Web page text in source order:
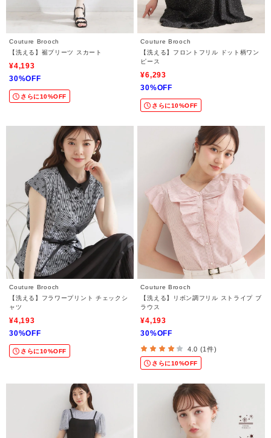
Couture Brooch
【洗える】裾プリーツ スカート
¥4,193
30%OFF
さらに10%OFF
Couture Brooch
【洗える】フロントフリル ドット柄ワン
ピース
¥6,293
30%OFF
さらに10%OFF
Couture Brooch
【洗える】フラワープリント チェックシ
ャツ
¥4,193
30%OFF
さらに10%OFF
Couture Brooch
【洗える】リボン調フリル ストライプ ブ
ラウス
¥4,193
30%OFF
4.0 (1件)
さらに10%OFF